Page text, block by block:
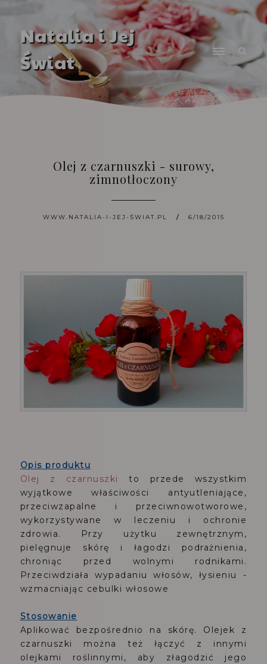
Natalia i Jej
Świat
Olej z czarnuszki - surowy,
zimnotłoczony
WWW.NATALIA-I-JEJ-ŚWIAT.PL 6/18/2015
Opis produktu
Olej z czarnuszki
to przede wszystkim
wyjątkowe właściwości antyutleniające,
przeciwzapalne i przeciwnowotworowe,
wykorzystywane w leczeniu i ochronie
zdrowia. Przy użytku zewnętrznym,
pielęgnuje skórę i łagodzi podrażnienia,
chroniąc przed wolnymi rodnikami.
Przeciwdziała wypadaniu włosów, łysieniu -
wzmacniając cebulki włosowe
Stosowanie
Aplikować bezpośrednio na skórę. Olejek z
czarnuszki można też łączyć z innymi
olejkami roślinnymi, aby złagodzić jego